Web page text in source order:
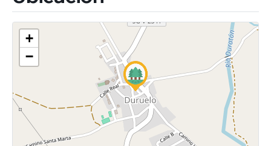
+
−